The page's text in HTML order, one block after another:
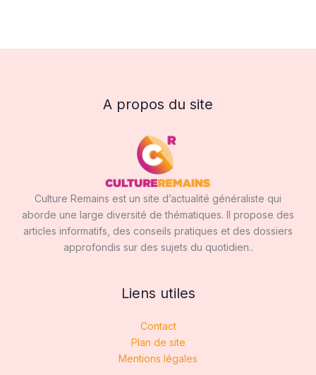
A propos du site
Culture Remains est un site d’actualité généraliste qui
aborde une large diversité de thématiques. Il propose des
articles informatifs, des conseils pratiques et des dossiers
approfondis sur des sujets du quotidien..
Liens utiles
Contact
Plan de site
Mentions légales